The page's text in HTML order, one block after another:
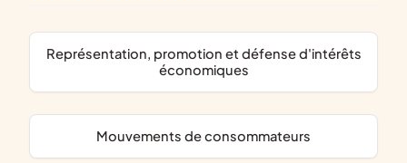
représentation, promotion et défense d'intérêts
économiques
mouvements de consommateurs